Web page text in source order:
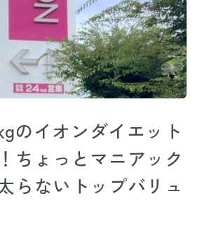
のイオンダイエット
ちょっとマニアック
らないトップバリュ